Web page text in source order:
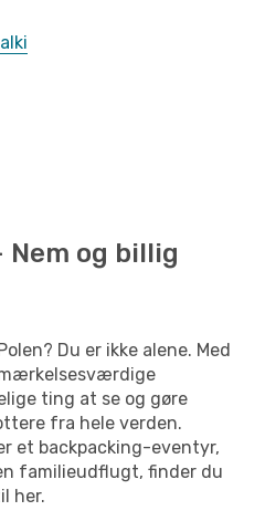
Nem og billig
Du er ikke alene. Med
ting at se og gøre
fra hele verden.
et backpacking-eventyr,
familieudflugt, finder du
her.